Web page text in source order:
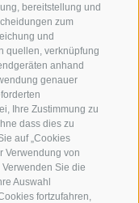
bereitstellung und
zum
und
quellen, verknüpfung
anhand
genauer
Ihre Zustimmung zu
dass dies zu
auf „Cookies
Verwendung von
Sie die
Auswahl
fortzufahren,